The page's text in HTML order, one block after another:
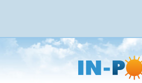
Přejít
na
hlavní
obsah